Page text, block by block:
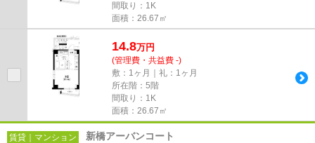
間取り：1K
面積：26.67㎡
14.8万円
(管理費・共益費 -)
敷：1ヶ月｜礼：1ヶ月
所在階：5階
間取り：1K
面積：26.67㎡
賃貸｜マンション 新橋アーバンコート